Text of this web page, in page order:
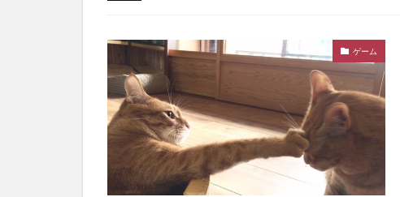
New
ゲーム